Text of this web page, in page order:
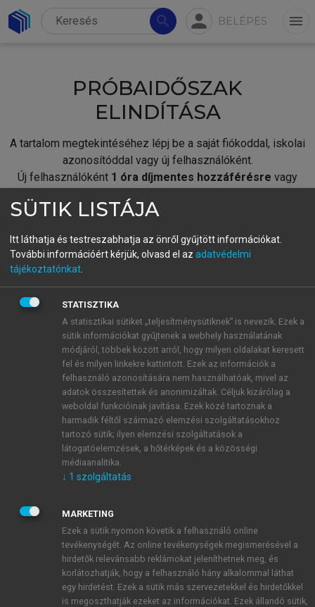
search person BELÉPÉS menu
PRÓBAIDŐSZAK
ELINDÍTÁSA
A tartalom megtekintéséhez lépj be a saját fiókoddal, iskolai
azonosítóddal vagy új felhasználóként.
Új felhasználóként 1 óra díjmentes hozzáférésre vagy
fiókoddal,vagy hozz létre új fiókot.
A regisztráció után apróbaidőszakautomatikusan
BELÉPÉS SAJÁT FIÓKKAL
ÚJ FIÓK LÉTREHOZÁSA
1 óra díjmentes hozzáférés
E-MAIL-CÍM
JELSZÓ
JELSZÓ ÚJRA
SÜTIK LISTÁJA
Itt láthatja és testreszabhatja az önről gyűjtött információkat.
További információért kérjük, olvasd el az adatvédelmi
tájékoztatónkat
STATISZTIKA
A statisztikai sütiket „teljesítménysütiknek” is nevezik. Ezek a
sütik információkat gyűjtenek a webhely használatának
módjáról, többek között arról, hogy milyen oldalakat keresett
fel és milyen linkekre kattintott. Ezek az információk a
felhasználó azonosítására nem használhatóak, mivel az
adatok összesítettek és anonimizáltak. Céljuk kizárólag a
weboldal funkcióinak javítása. Ezek közé tartoznak a
harmadik féltől származó elemzési szolgáltatásokhoz
tartozó sütik; ilyen elemzési szolgáltatások a
látogatóelemzések, a hőtérképek és a közösségi
médiaanalitika.
↓ 1 szolgáltatás
MARKETING
Ezek a sütik nyomon követik a felhasználó online
tevékenységét. Az online tevékenységek megismerésével a
hirdetők relevánsabb reklámokat jeleníthetnek meg, és
korlátozhatják, hogy a felhasználó hány alkalommal láthat
egy hirdetést. Ezek a sütik más szervezetekkel és hirdetőkkel
is megoszthatják ezeket az információkat. Ezek állandó sütik,